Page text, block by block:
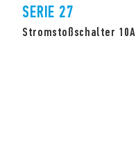
SERIE 27
Stromstoßschalter 10A